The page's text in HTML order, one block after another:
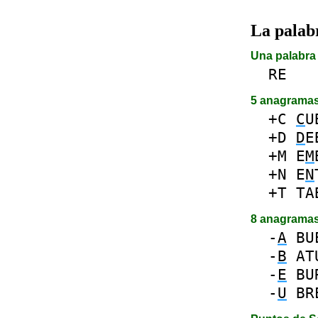
La
Una
RE
5
+C C
+D D
+M EM
+N EN
+T
8
-A
- B
- E
- U